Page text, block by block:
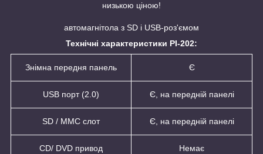
низькою ціною!
автомагнітола з SD і USB-роз'ємом
Технічні характеристики PI-202:
Знімна передня панель Є
USB порт (2.0) Є, на передній панелі
SD / MMC слот Є, на передній панелі
CD/ DVD привод Немає